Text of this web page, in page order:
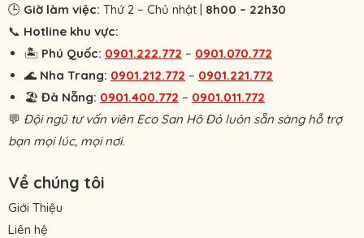
🕒 Giờ làm việc: Thứ 2 – Chủ nhật | 8h00 – 22h30
📞 Hotline khu vực:
🏝 Phú Quốc: 0901.222.772 – 0901.070.772
🌊 Nha Trang: 0901.212.772 – 0901.221.772
🏖 Đà Nẵng: 0901.400.772 – 0901.011.772
💬 Đội ngũ tư vấn viên Eco San Hô Đỏ luôn sẵn sàng hỗ trợ
bạn mọi lúc, mọi nơi.
Về chúng tôi
Giới Thiệu
Liên hệ